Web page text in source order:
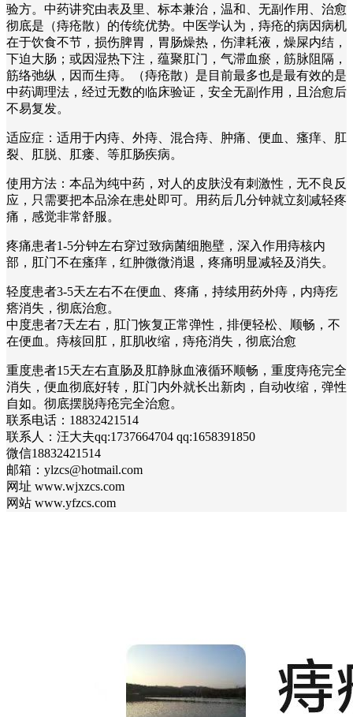
验方。中药讲究由表及里、标本兼治，温和、无副作用、治愈
彻底是（痔疮散）的传统优势。中医学认为，痔疮的病因病机
在于饮食不节，损伤脾胃，胃肠燥热，伤津耗液，燥屎内结，
下迫大肠；或因湿热下注，蕴聚肛门，气滞血瘀，筋脉阻隔，
筋络弛纵，因而生痔。（痔疮散）是目前最多也是最有效的是
中药调理法，经过无数的临床验证，安全无副作用，且治愈后
不易复发。
适应症：适用于内痔、外痔、混合痔、肿痛、便血、瘙痒、肛
裂、肛脱、肛瘘、等肛肠疾病。
使用方法：本品为纯中药，对人的皮肤没有刺激性，无不良反
应，只需要把本品涂在患处即可。用药后几分钟就立刻减轻疼
痛，感觉非常舒服。
疼痛患者1-5分钟左右穿过致病菌细胞壁，深入作用痔核内
部，肛门不在瘙痒，红肿微微消退，疼痛明显减轻及消失。
轻度患者3-5天左右不在便血、疼痛，持续用药外痔，内痔疙
瘩消失，彻底治愈。
中度患者7天左右，肛门恢复正常弹性，排便轻松、顺畅，不
在便血。痔核回肛，肛肌收缩，痔疮消失，彻底治愈
重度患者15天左右直肠及肛静脉血液循环顺畅，重度痔疮完全
消失，便血彻底好转，肛门内外就长出新肉，自动收缩，弹性
自如。彻底摆脱痔疮完全治愈。
联系电话：18832421514
联系人：汪大夫qq:1737664704 qq:1658391850
微信18832421514
邮箱：ylzcs@hotmail.com
网址 www.wjxzcs.com
网站 www.yfzcs.com